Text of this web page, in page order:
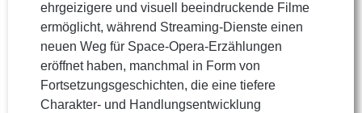
ehrgeizigere und visuell beeindruckende Filme
ermöglicht, während Streaming-Dienste einen
neuen Weg für Space-Opera-Erzählungen
eröffnet haben, manchmal in Form von
Fortsetzungsgeschichten, die eine tiefere
Charakter- und Handlungsentwicklung